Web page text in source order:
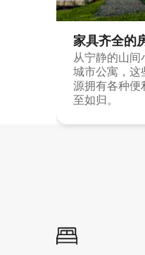
家具齐全的
从宁静的山间
城市公寓，这
源拥有各种便
至如归。